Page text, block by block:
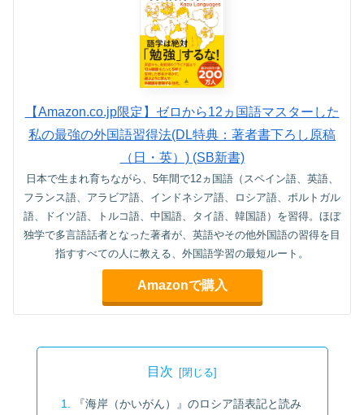
【Amazon.co.jp限定】ゼロから12ヵ国語マスターした
私の最強の外国語習得法(DL特典：著者書下ろし原稿
（日・英）) (SB新書)
日本で生まれ育ちながら、5年間で12ヵ国語（スペイン語、英語、
フランス語、アラビア語、インドネシア語、ロシア語、ポルトガル
語、ドイツ語、トルコ語、中国語、タイ語、韓国語）を習得。ほぼ
独学で多言語話者となった著者が、英語やその他外国語の習得を目
指すすべての人に教える、外国語学習の最短ルート。
Amazonで購入
目次
『海岸（かいがん）』のロシア語表記と読み